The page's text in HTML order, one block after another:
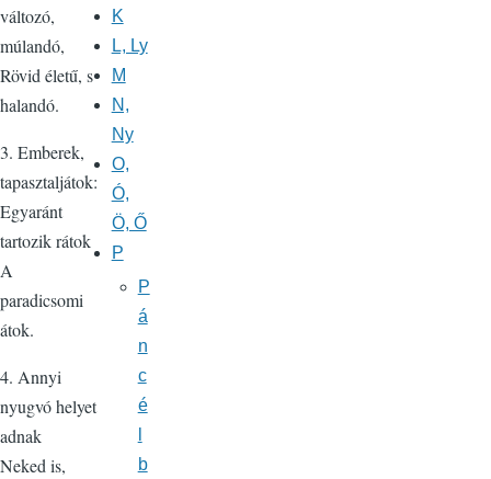
változó,
múlandó,
Rövid életű, s
halandó.
3. Emberek,
tapasztaljátok:
Egyaránt
tartozik rátok
A
paradicsomi
átok.
4. Annyi
nyugvó helyet
adnak
Neked is,
K
L, Ly
M
N,
Ny
O,
Ó,
Ö, Ő
P
P
á
n
c
é
b